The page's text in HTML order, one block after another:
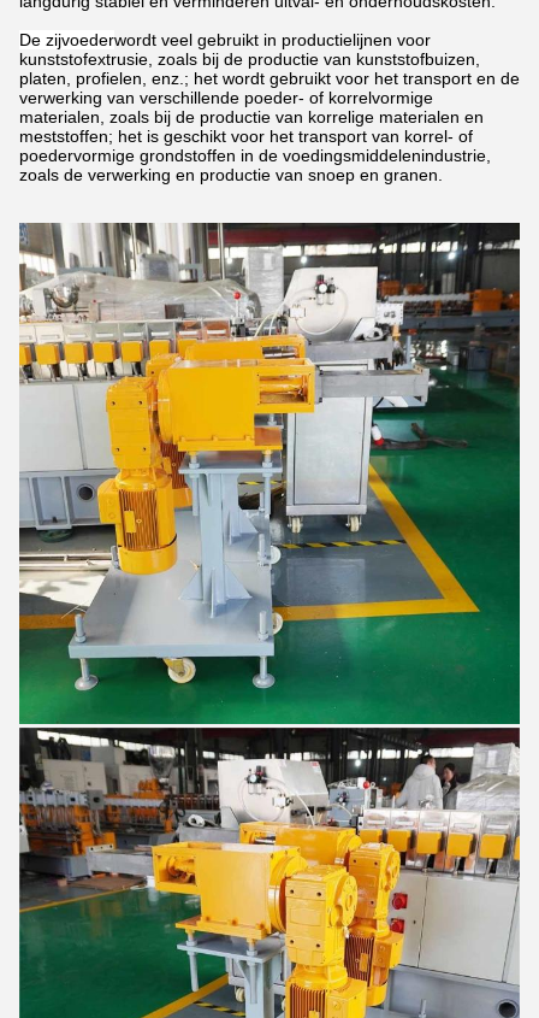
De zijvoederwordt veel gebruikt in productielijnen voor
kunststofextrusie, zoals bij de productie van kunststofbuizen,
platen, profielen, enz.; het wordt gebruikt voor het transport en de
verwerking van verschillende poeder- of korrelvormige
materialen, zoals bij de productie van korrelige materialen en
meststoffen; het is geschikt voor het transport van korrel- of
poedervormige grondstoffen in de voedingsmiddelenindustrie,
zoals de verwerking en productie van snoep en granen.